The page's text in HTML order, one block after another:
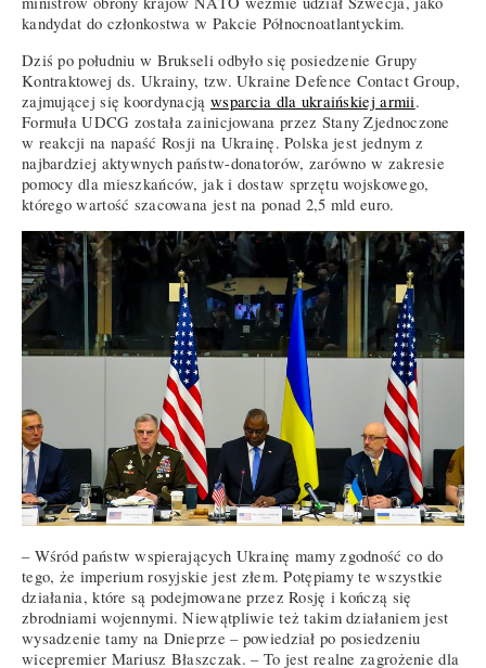
kandydat do członkostwa w Pakcie Północnoatlantyckim.
Dziś po południu w Brukseli odbyło się posiedzenie Grupy
Kontraktowej ds. Ukrainy, tzw. Ukraine Defence Contact Group,
zajmującej się koordynacją wsparcia dla ukraińskiej armii.
Formuła UDCG została zainicjowana przez Stany Zjednoczone
w reakcji na napaść Rosji na Ukrainę. Polska jest jednym z
najbardziej aktywnych państw-donatorów, zarówno w zakresie
pomocy dla mieszkańców, jak i dostaw sprzętu wojskowego,
którego wartość szacowana jest na ponad 2,5 mld euro.
– Wśród państw wspierających Ukrainę mamy zgodność co do
tego, że imperium rosyjskie jest złem. Potępiamy te wszystkie
działania, które są podejmowane przez Rosję i kończą się
zbrodniami wojennymi. Niewątpliwie też takim działaniem jest
wysadzenie tamy na Dnieprze – powiedział po posiedzeniu
wicepremier Mariusz Błaszczak. – To jest realne zagrożenie dla